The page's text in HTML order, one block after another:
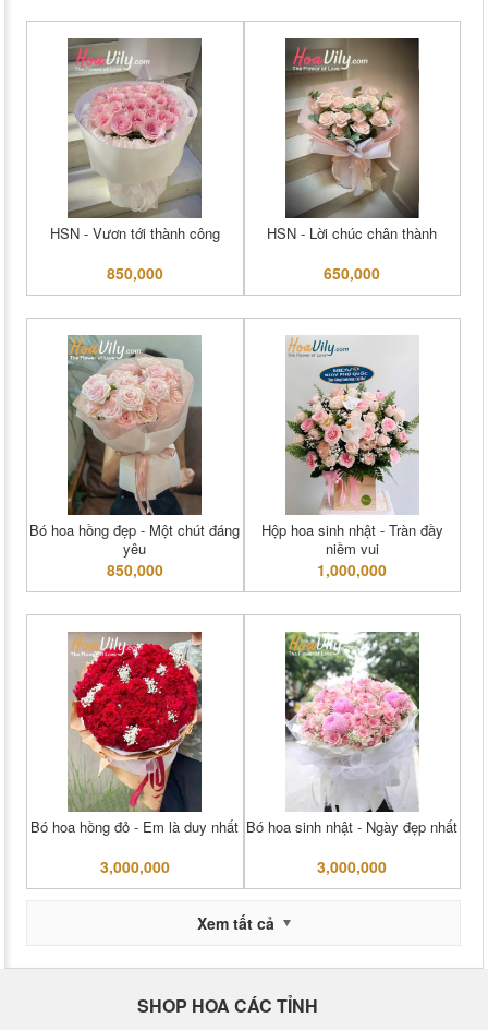
HSN - Vươn tới thành công
850,000
HSN - Lời chúc chân thành
650,000
Bó hoa hồng đẹp - Một chút đáng
yêu
850,000
Hộp hoa sinh nhật - Tràn đầy
niềm vui
1,000,000
Bó hoa hồng đỏ - Em là duy nhất
3,000,000
Bó hoa sinh nhật - Ngày đẹp nhất
3,000,000
Xem tất cả
SHOP HOA CÁC TỈNH